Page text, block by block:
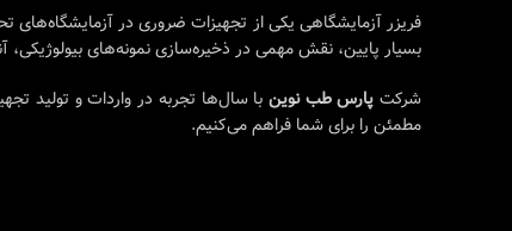
فریزر آزمایشگاهی یکی از تجهیزات ضروری در
بسیار پایین، نقش مهمی در ذخیره‌سازی نمونه‌های بیولوژیکی،
شرکت پارس طب نوین با سال‌ها تجربه در واردات و تولید
مطمئن را برای شما فراهم می‌کنیم.